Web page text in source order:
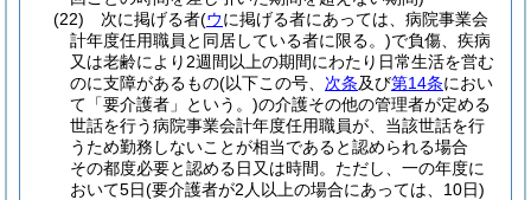
(22)
次に掲げる者(ウに掲げる者にあっては、病院事業会
計年度任用職員と同居している者に限る。)で負傷、疾病
又は老齢により2週間以上の期間にわたり日常生活を営む
のに支障があるもの(以下この号、 次条及び第14条におい
て「要介護者」という。)の介護その他の管理者が定める
世話を行う病院事業会計年度任用職員が、当該世話を行
うため勤務しないことが相当であると認められる場合
その都度必要と認める日又は時間。 ただし、一の年度に
おいて5日(要介護者が2人以上の場合にあっては、10日)